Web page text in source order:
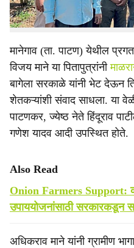
सरकाळे यांनी केले.
मानेगाव (ता. पाटण) येथील
विजय माने या पितापुत्रांनी
बागेला सरकाळे यांनी भेट देऊन
शेतकऱ्यांशी संवाद साधला. या
पाटणकर, ज्येष्ठ नेते हिंदूराव
गणेश यादव आदी उपस्थित होते.
Also Read
Onion Farmers Support:
उपाययोजनांसाठी सरकारकडून
अधिकराव माने यांनी ग्रामीण